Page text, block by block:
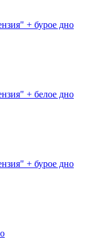
+ бурое дно
+ белое дно
+ бурое дно